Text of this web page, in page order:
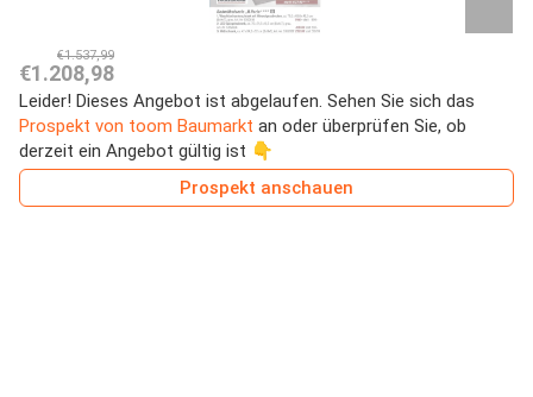
€1.537,99
€1.208,98
Leider! Dieses Angebot ist abgelaufen. Sehen Sie sich das
Prospekt von toom Baumarkt an oder überprüfen Sie, ob
derzeit ein Angebot gültig ist 👇
Prospekt anschauen